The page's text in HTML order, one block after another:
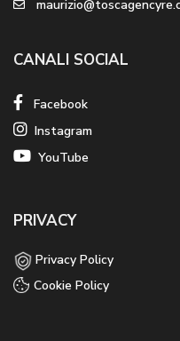
CANALI SOCIAL
Facebook
Instagram
YouTube
PRIVACY
Privacy Policy
Cookie Policy